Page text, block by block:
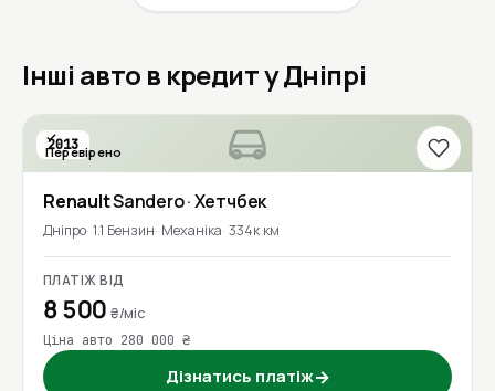
Інші авто в кредит у Дніпрі
2013
Перевірено
RenaultSandero· Хетчбек
Дніпро 1.1 Бензин Механіка 334к км
ПЛАТІЖ ВІД
8 500₴/міс
Ціна авто 280 000 ₴
Дізнатись платіж→